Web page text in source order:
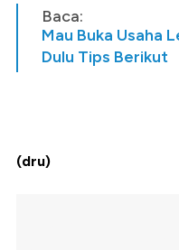
Baca:
Mau Buka Usaha
Dulu Tips Berikut
(dru)